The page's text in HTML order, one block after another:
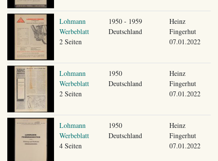
Lohmann
Werbeblatt
2 Seiten
1950 - 1959
Deutschland
Heinz
Fingerhut
07.01.2022
Lohmann
Werbeblatt
2 Seiten
1950
Deutschland
Heinz
Fingerhut
07.01.2022
Lohmann
Werbeblatt
4 Seiten
1950
Deutschland
Heinz
Fingerhut
07.01.2022